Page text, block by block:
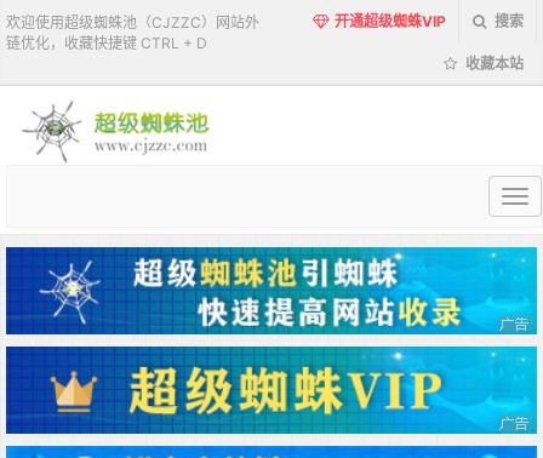
欢迎使用超级蜘蛛池（CJZZC）网站外
链优化，收藏快捷键 CTRL + D
开通超级蜘蛛VIP 搜索
收藏本站
超
蜘
蛛
池